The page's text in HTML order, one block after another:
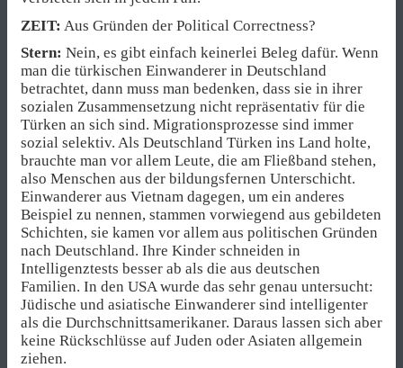
ZEIT: Aus Gründen der Political Correctness?
Stern: Nein, es gibt einfach keinerlei Beleg dafür. Wenn
man die türkischen Einwanderer in Deutschland
betrachtet, dann muss man bedenken, dass sie in ihrer
sozialen Zusammensetzung nicht repräsentativ für die
Türken an sich sind. Migrationsprozesse sind immer
sozial selektiv. Als Deutschland Türken ins Land holte,
brauchte man vor allem Leute, die am Fließband stehen,
also Menschen aus der bildungsfernen Unterschicht.
Einwanderer aus Vietnam dagegen, um ein anderes
Beispiel zu nennen, stammen vorwiegend aus gebildeten
Schichten, sie kamen vor allem aus politischen Gründen
nach Deutschland. Ihre Kinder schneiden in
Intelligenztests besser ab als die aus deutschen
Familien. In den USA wurde das sehr genau untersucht:
Jüdische und asiatische Einwanderer sind intelligenter
als die Durchschnittsamerikaner. Daraus lassen sich aber
keine Rückschlüsse auf Juden oder Asiaten allgemein
ziehen.